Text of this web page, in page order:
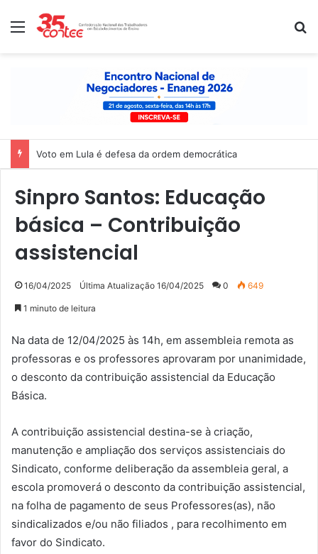
Menu
Voto em Lula é defesa da ordem democrática
Sinpro Santos: Educação
básica – Contribuição
assistencial
16/04/2025 Última Atualização 16/04/2025 0 649
1 minuto de leitura
Na data de 12/04/2025 às 14h, em assembleia remota as
professoras e os professores aprovaram por unanimidade,
o desconto da contribuição assistencial da Educação
Básica.
A contribuição assistencial destina-se à criação,
manutenção e ampliação dos serviços assistenciais do
Sindicato, conforme deliberação da assembleia geral, a
escola promoverá o desconto da contribuição assistencial,
na folha de pagamento de seus Professores(as), não
sindicalizados e/ou não filiados , para recolhimento em
favor do Sindicato.